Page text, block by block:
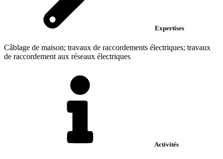
Expertises
Câblage de maison; travaux de raccordements électriques; travaux
de raccordement aux réseaux électriques
Activités